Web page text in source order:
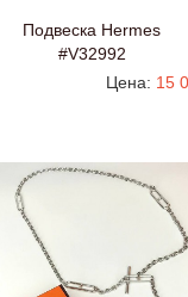
Подвеска Hermes
#V32992
Цена: 15